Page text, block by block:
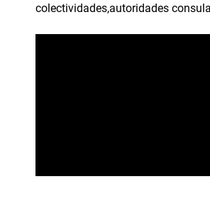
colectividades,autoridades